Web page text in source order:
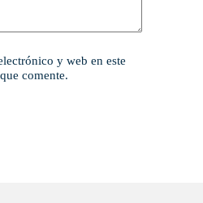
y web en este
comente.